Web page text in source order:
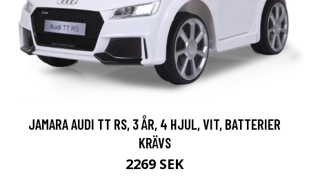
JAMARA AUDI TT RS, 3 ÅR, 4 HJUL, VIT, BATTERIER
KRÄVS
2269 SEK